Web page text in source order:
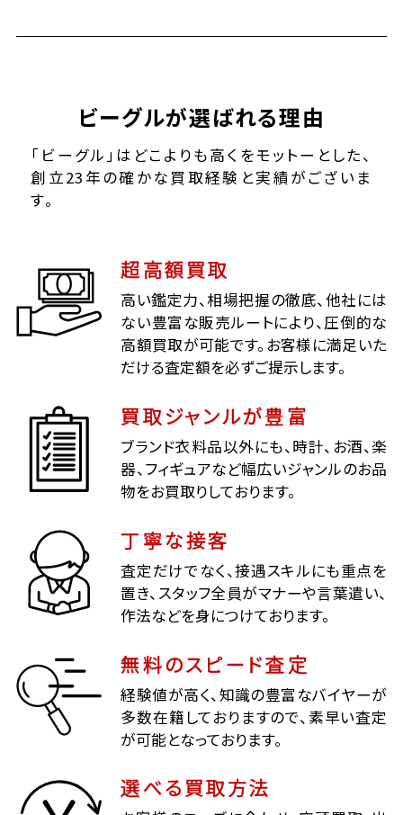
ビーグルが選ばれる理由
「ビーグル」はどこよりも高くをモットーとした、
創立23年の確かな買取経験と実績がございま
す。
超高額買取
高い鑑定力、相場把握の徹底、他社には
ない豊富な販売ルートにより、圧倒的な
高額買取が可能です。お客様に満足いた
だける査定額を必ずご提示します。
買取ジャンルが豊富
ブランド衣料品以外にも、時計、お酒、楽
器、フィギュアなど幅広いジャンルのお品
物をお買取りしております。
丁寧な接客
査定だけでなく、接遇スキルにも重点を
置き、スタッフ全員がマナーや言葉遣い、
作法などを身につけております。
無料のスピード査定
経験値が高く、知識の豊富なバイヤーが
多数在籍しておりますので、素早い査定
が可能となっております。
選べる買取方法